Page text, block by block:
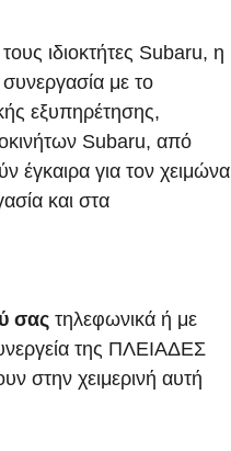
ιδιοκτήτες Subaru, η
με το
εξυπηρέτησης,
Subaru, από
έγκαιρα για τον χειμώνα
και στα
σας τηλεφωνικά ή με
της ΠΛΕΙΑΔΕΣ
στην χειμερινή αυτή